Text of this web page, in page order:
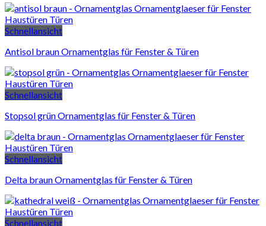
Schnellansicht
Antisol braun Ornamentglas für Fenster & Türen
Schnellansicht
Stopsol grün Ornamentglas für Fenster & Türen
Schnellansicht
Delta braun Ornamentglas für Fenster & Türen
Schnellansicht